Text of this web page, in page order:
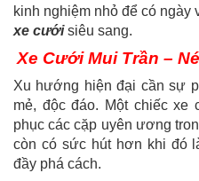
kinh nghiệm nhỏ để có
xe cướisiêu sang.
Xe Cưới Mui Trần –
Xu hướng hiện đại cần sự
mẻ, độc đáo. Một chiếc
phục các cặp uyên ương
còn có sức hút hơn khi đó
đầy phá cách.